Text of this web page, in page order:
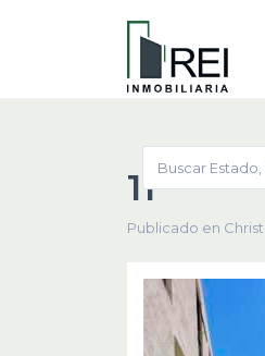
11
Publicado en